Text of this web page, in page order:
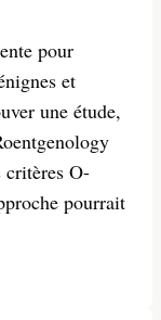
pour
et
une étude,
critères O-
pourrait